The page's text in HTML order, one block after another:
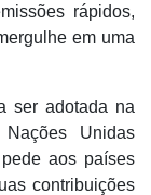
rápidos,
em uma
ser adotada na
Unidas
aos países
contribuições